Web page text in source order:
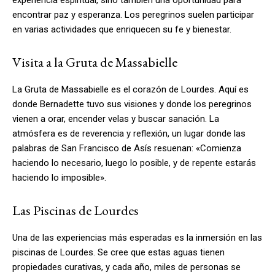
encontrar paz y esperanza. Los peregrinos suelen participar
en varias actividades que enriquecen su fe y bienestar.
Visita a la Gruta de Massabielle
La Gruta de Massabielle es el corazón de Lourdes. Aquí es
donde Bernadette tuvo sus visiones y donde los peregrinos
vienen a orar, encender velas y buscar sanación. La
atmósfera es de reverencia y reflexión, un lugar donde las
palabras de San Francisco de Asís resuenan: «Comienza
haciendo lo necesario, luego lo posible, y de repente estarás
haciendo lo imposible».
Las Piscinas de Lourdes
Una de las experiencias más esperadas es la inmersión en las
piscinas de Lourdes. Se cree que estas aguas tienen
propiedades curativas, y cada año, miles de personas se